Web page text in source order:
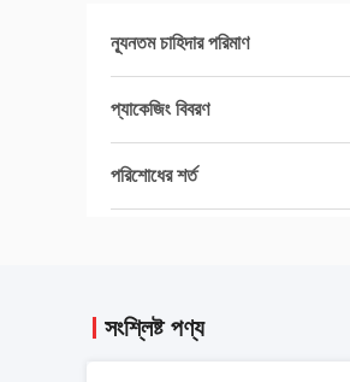
ন্যূনতম চাহিদার পরিমাণ
প্যাকেজিং বিবরণ
পরিশোধের শর্ত
সংশ্লিষ্ট পণ্য